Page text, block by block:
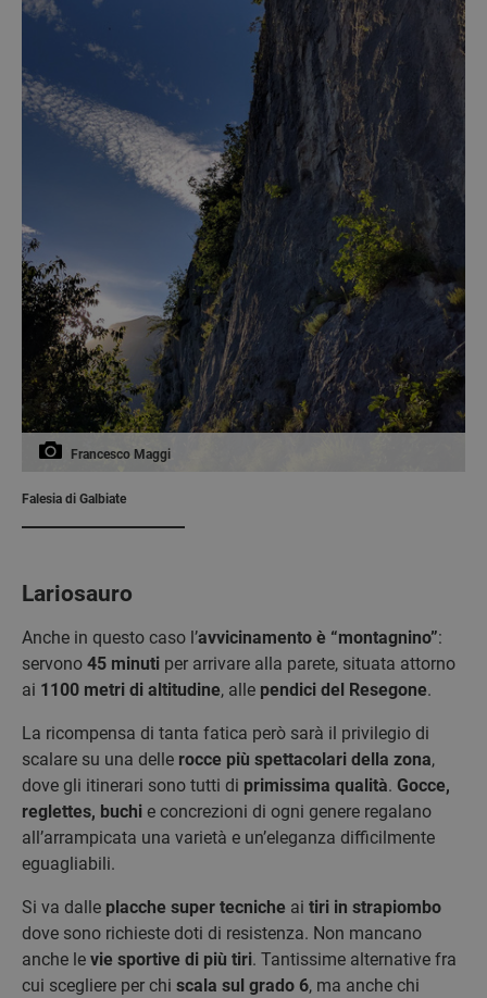
Francesco Maggi
Falesia di Galbiate
Lariosauro
Anche in questo caso l’avvicinamento è “montagnino”:
servono 45 minuti per arrivare alla parete, situata attorno
ai 1100 metri di altitudine, alle pendici del Resegone.
La ricompensa di tanta fatica però sarà il privilegio di
scalare su una delle rocce più spettacolari della zona,
dove gli itinerari sono tutti di primissima qualità. Gocce,
reglettes, buchi e concrezioni di ogni genere regalano
all’arrampicata una varietà e un’eleganza difficilmente
eguagliabili.
Si va dalle placche super tecniche ai tiri in strapiombo
dove sono richieste doti di resistenza. Non mancano
anche le vie sportive di più tiri. Tantissime alternative fra
cui scegliere per chi scala sul grado 6, ma anche chi